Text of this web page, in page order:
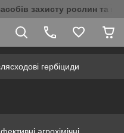
захисту рослин та
гербіциди